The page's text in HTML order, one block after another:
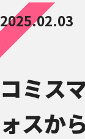
2025.02.03
コミス
ォスか